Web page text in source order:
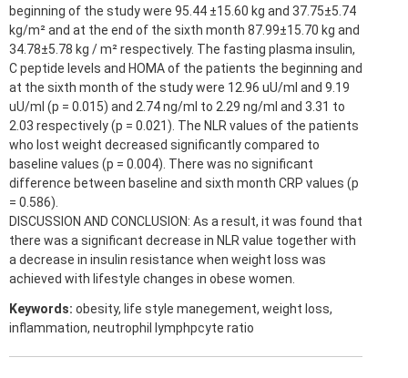
beginning of the study were 95.44 ±15.60 kg and 37.75±5.74
kg/m² and at the end of the sixth month 87.99±15.70 kg and
34.78±5.78 kg / m² respectively. The fasting plasma insulin,
C peptide levels and HOMA of the patients the beginning and
at the sixth month of the study were 12.96 uU/ml and 9.19
uU/ml (p = 0.015) and 2.74 ng/ml to 2.29 ng/ml and 3.31 to
2.03 respectively (p = 0.021). The NLR values of the patients
who lost weight decreased significantly compared to
baseline values (p = 0.004). There was no significant
difference between baseline and sixth month CRP values (p
= 0.586).
DISCUSSION AND CONCLUSION: As a result, it was found that
there was a significant decrease in NLR value together with
a decrease in insulin resistance when weight loss was
achieved with lifestyle changes in obese women.
Keywords: obesity, life style manegement, weight loss,
inflammation, neutrophil lymphpcyte ratio